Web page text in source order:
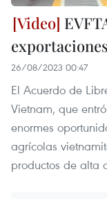
26/08/2023 00:47
El Acuerdo de
Vietnam, que
enormes
agrícolas
productos de alta